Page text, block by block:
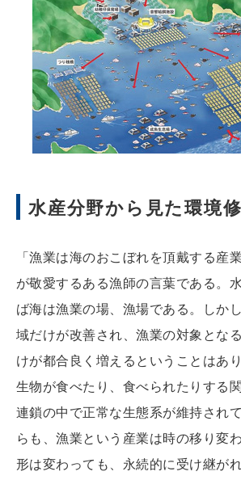
水産分野から見た環境
「漁業は海のおこぼれを頂戴する産
が敬愛するある漁師の言葉である。
ば海は漁業の場、漁場である。しか
域だけが改善され、漁業の対象とな
けが都合良く増えるということはあ
生物が食べたり、食べられたりする
連鎖の中で正常な生態系が維持され
らも、漁業という産業は時の移り変
形は変わっても、永続的に受け継が